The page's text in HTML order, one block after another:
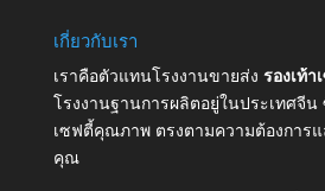
เกี่ยวกับเรา
เราคือตัวแทนโรงงานขายส่ง รองเท้า
โรงงานฐานการผลิตอยู่ในประเทศจีน
เซฟตี้คุณภาพ ตรงตามความต้องการ
คุณ